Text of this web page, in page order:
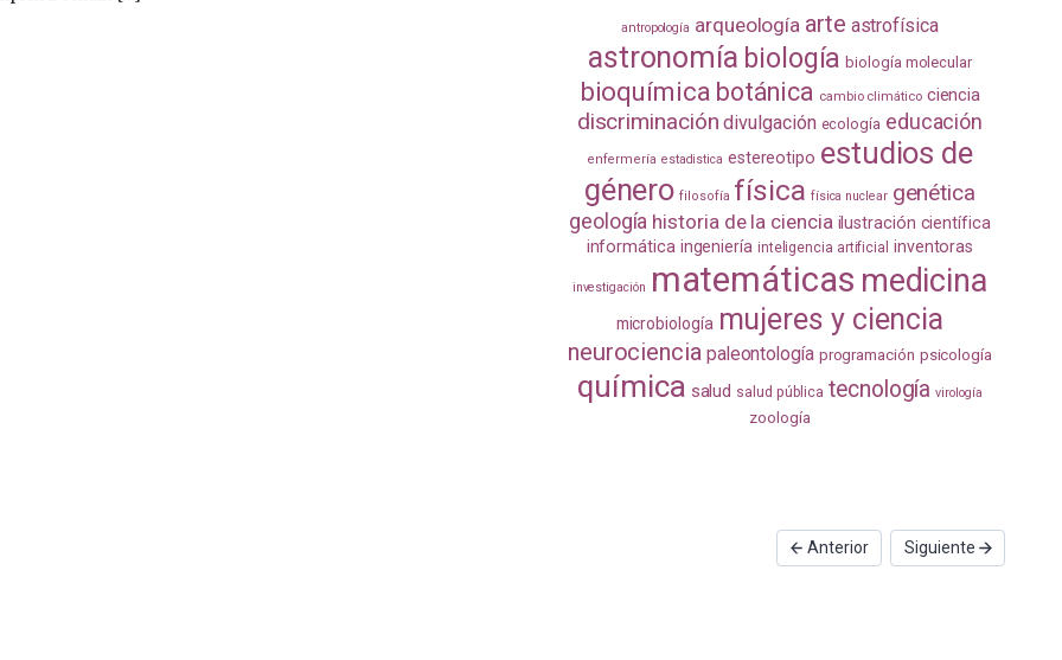
Anterior Siguiente
antropología arqueología arte astrofísica
astronomía biología biología molecular
bioquímica botánica cambio climático ciencia
discriminación divulgación ecología educación
enfermería estadistica estereotipo estudios de
género filosofía física física nuclear genética
geología historia de la ciencia ilustración científica
informática ingeniería inteligencia artificial inventoras
investigación matemáticas medicina
microbiología mujeres y ciencia
neurociencia paleontología programación psicología
química salud salud pública tecnología virología
zoología